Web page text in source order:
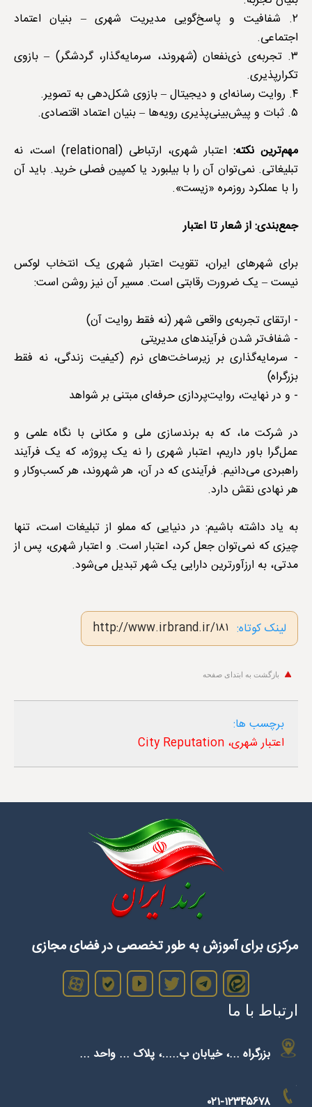
۲. شفافیت و پاسخ‌گویی مدیریت شهری – بنیان اعتماد
اجتماعی.
۳. تجربه‌ی ذی‌نفعان (شهروند، سرمایه‌گذار، گردشگر) – بازوی
تکرارپذیری.
۴. روایت رسانه‌ای و دیجیتال – بازوی شکل‌دهی به تصویر.
۵. ثبات و پیش‌بینی‌پذیری رویه‌ها – بنیان اعتماد اقتصادی.
مهم‌ترین نکته:
اعتبار شهری، ارتباطی (relational) است، نه
تبلیغاتی. نمی‌توان آن را با بیلبورد یا کمپین فصلی خرید. باید آن
را با عملکرد روزمره «زیست».
جمع‌بندی: از شعار تا اعتبار
برای شهرهای ایران، تقویت اعتبار شهری یک انتخاب لوکس
نیست – یک ضرورت رقابتی است. مسیر آن نیز روشن است:
- ارتقای تجربه‌ی واقعی شهر (نه فقط روایت آن)
- شفاف‌تر شدن فرآیندهای مدیریتی
- سرمایه‌گذاری بر زیرساخت‌های نرم (کیفیت زندگی، نه فقط
بزرگراه)
- و در نهایت، روایت‌پردازی حرفه‌ای مبتنی بر شواهد
در شرکت ما، که به برندسازی ملی و مکانی با نگاه علمی و
عمل‌گرا باور داریم، اعتبار شهری را نه یک پروژه، که یک فرآیند
راهبردی می‌دانیم. فرآیندی که در آن، هر شهروند، هر کسب‌وکار و
هر نهادی نقش دارد.
به یاد داشته باشیم: در دنیایی که مملو از تبلیغات است، تنها
چیزی که نمی‌توان جعل کرد، اعتبار است. و اعتبار شهری، پس از
مدتی، به ارزآورترین دارایی یک شهر تبدیل می‌شود.
لینک کوتاه: http://www.irbrand.ir/۱۸۱
بازگشت به ابتدای صفحه
برچسب ها:
اعتبار شهری، City Reputation
مرکزی برای آموزش‌ به طور تخصصی در فضای مجازی
ارتباط با ما
بزرگراه ...، خیابان ب.....، پلاک ... واحد ...
۰۲۱-۱۲۳۴۵۶۷۸